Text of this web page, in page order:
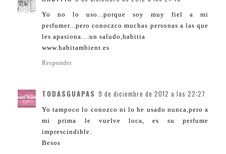
Yo no lo uso...porque soy muy fiel a mi
perfumer...pero conoczco muchas personas a las que
les apasiona....un saludo,habitia
www.habitambient.es
Responder
TODASGUAPAS 9 de diciembre de 2012 a las 22:27
Yo tampoco lo conozco ni lo he usado nunca,pero a
mi prima le vuelve loca, es su perfume
imprescindible.
Besos